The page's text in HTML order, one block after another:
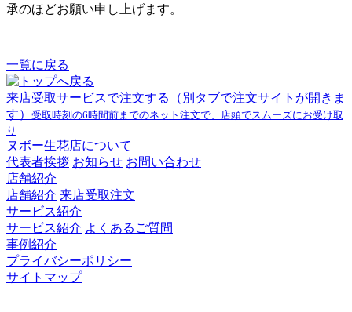
承のほどお願い申し上げます。
一覧に戻る
来店受取サービスで注文する
（別タブで注文サイトが開きま
す） 受取時刻の6時間前までのネット注文で、店頭でスムーズにお受け取
り
ヌボー生花店について
代表者挨拶 お知らせ お問い合わせ
店舗紹介
店舗紹介 来店受取注文
サービス紹介
サービス紹介 よくあるご質問
事例紹介
プライバシーポリシー
サイトマップ